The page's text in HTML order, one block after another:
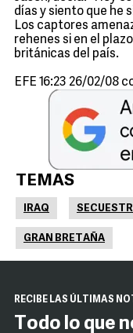
días y siento que he
Los captores
rehenes si en el
británicas del país.
EFE 16:23 26/02/08
TEMAS
IRAQ
GRAN BRETAÑA
RECIBE LAS ÚLTIMAS
Todo lo que